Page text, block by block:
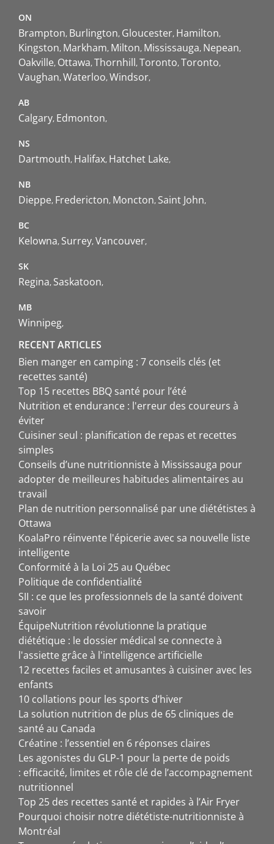
ON
Brampton Burlington Gloucester Hamilton
Kingston Markham Milton Mississauga Nepean
Oakville Ottawa Thornhill Toronto Toronto
Vaughan Waterloo Windsor
AB
Calgary Edmonton
NS
Dartmouth Halifax Hatchet Lake
NB
Dieppe Fredericton Moncton Saint John
BC
Kelowna Surrey Vancouver
SK
Regina Saskatoon
MB
Winnipeg
RECENT ARTICLES
Bien manger en camping : 7 conseils clés (et
recettes santé)
Top 15 recettes BBQ santé pour l’été
Nutrition et endurance : l'erreur des coureurs à
éviter
Cuisiner seul : planification de repas et recettes
simples
Conseils d’une nutritionniste à Mississauga pour
adopter de meilleures habitudes alimentaires au
travail
Plan de nutrition personnalisé par une diététistes à
Ottawa
KoalaPro réinvente l'épicerie avec sa nouvelle liste
intelligente
Conformité à la Loi 25 au Québec
Politique de confidentialité
SII : ce que les professionnels de la santé doivent
savoir
ÉquipeNutrition révolutionne la pratique
diététique : le dossier médical se connecte à
l'assiette grâce à l'intelligence artificielle
12 recettes faciles et amusantes à cuisiner avec les
enfants
10 collations pour les sports d’hiver
La solution nutrition de plus de 65 cliniques de
santé au Canada
Créatine : l’essentiel en 6 réponses claires
Les agonistes du GLP-1 pour la perte de poids
: efficacité, limites et rôle clé de l’accompagnement
nutritionnel
Top 25 des recettes santé et rapides à l’Air Fryer
Pourquoi choisir notre diététiste-nutritionniste à
Montréal